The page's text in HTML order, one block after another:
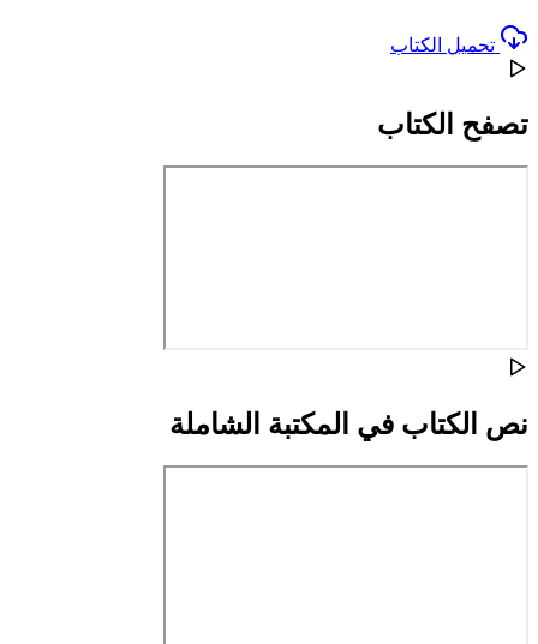
تحميل الكتاب
تصفح الكتاب
نص الكتاب في المكتبة الشاملة